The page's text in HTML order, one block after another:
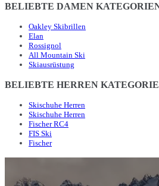
BELIEBTE DAMEN
Oakley Skibrillen
Elan
Rossignol
All Mountain Ski
Skiausrüstung
BELIEBTE HERREN
Skischuhe Herren
Skischuhe Herren
Fischer RC4
FIS Ski
Fischer